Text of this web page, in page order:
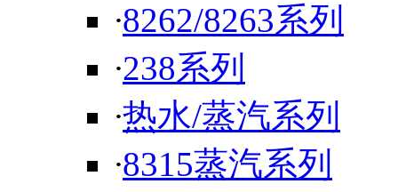
·8262/8263系列
·238系列
·热水/蒸汽系列
·8315蒸汽系列